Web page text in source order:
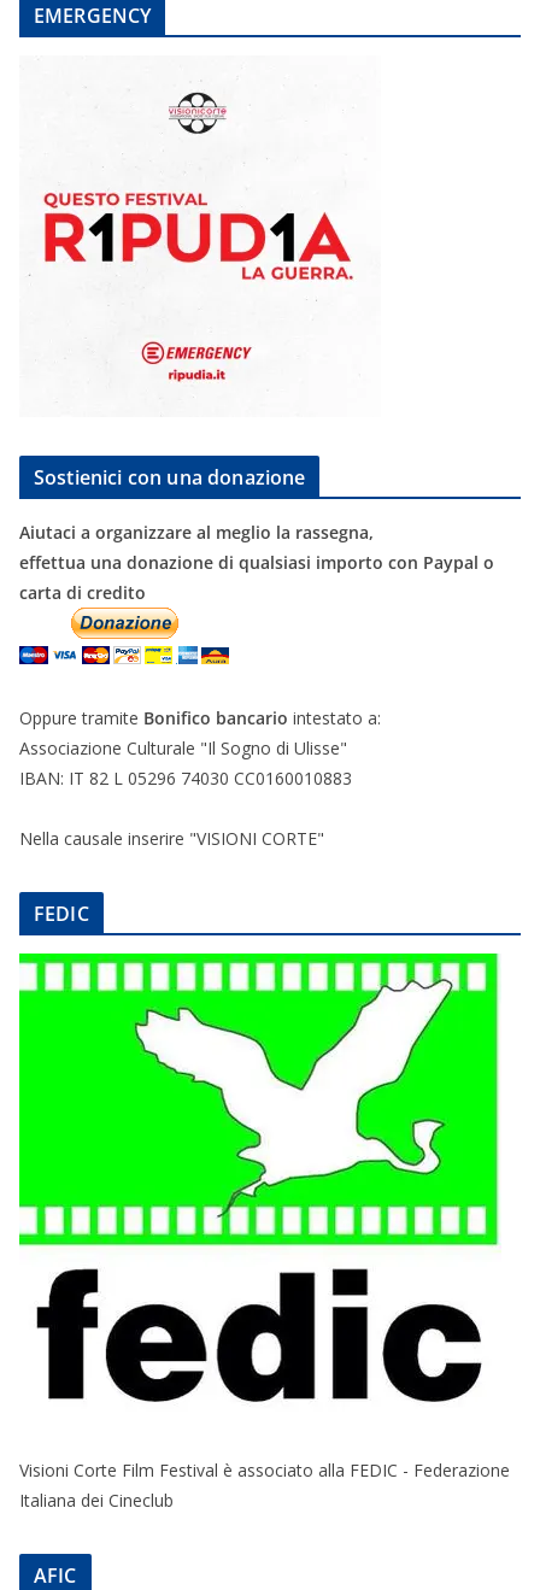
EMERGENCY
Sostienici con una donazione
Aiutaci a organizzare al meglio la rassegna,
effettua una donazione di qualsiasi importo con Paypal o
carta di credito
Oppure tramite Bonifico bancario intestato a:
Associazione Culturale "Il Sogno di Ulisse"
IBAN: IT 82 L 05296 74030 CC0160010883
Nella causale inserire "VISIONI CORTE"
FEDIC
Visioni Corte Film Festival è associato alla FEDIC - Federazione
Italiana dei Cineclub
AFIC